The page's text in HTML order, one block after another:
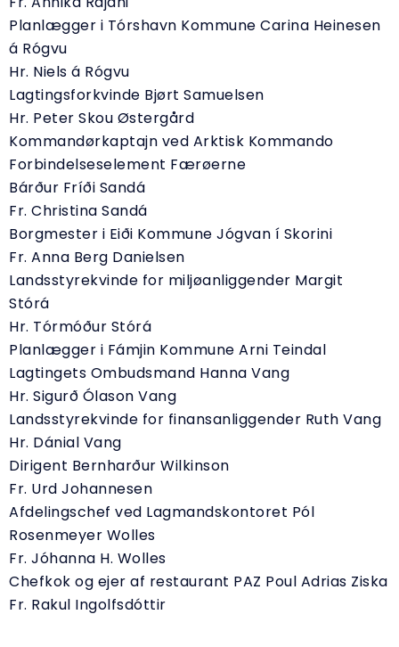
Planlægger i Tórshavn Kommune Carina Heinesen
á Rógvu
Hr. Niels á Rógvu
Lagtingsforkvinde Bjørt Samuelsen
Hr. Peter Skou Østergård
Kommandørkaptajn ved Arktisk Kommando
Forbindelseselement Færøerne
Bárður Fríði Sandá
Fr. Christina Sandá
Borgmester i Eiði Kommune Jógvan í Skorini
Fr. Anna Berg Danielsen
Landsstyrekvinde for miljøanliggender Margit
Stórá
Hr. Tórmóður Stórá
Planlægger i Fámjin Kommune Arni Teindal
Lagtingets Ombudsmand Hanna Vang
Hr. Sigurð Ólason Vang
Landsstyrekvinde for finansanliggender Ruth Vang
Hr. Dánial Vang
Dirigent Bernharður Wilkinson
Fr. Urd Johannesen
Afdelingschef ved Lagmandskontoret Pól
Rosenmeyer Wolles
Fr. Jóhanna H. Wolles
Chefkok og ejer af restaurant PAZ Poul Adrias Ziska
Fr. Rakul Ingolfsdóttir